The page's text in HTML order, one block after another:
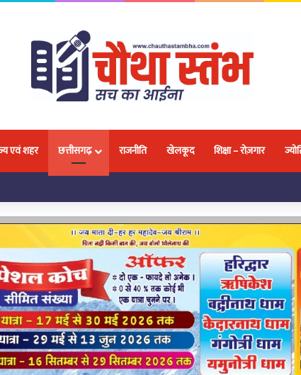
एवं शहर छत्तीसगढ़ राजनीति खेलकूद शिक्षा – रोज़गार
ने जीतकर बढ़ाया नगर और प्रदेश का मान